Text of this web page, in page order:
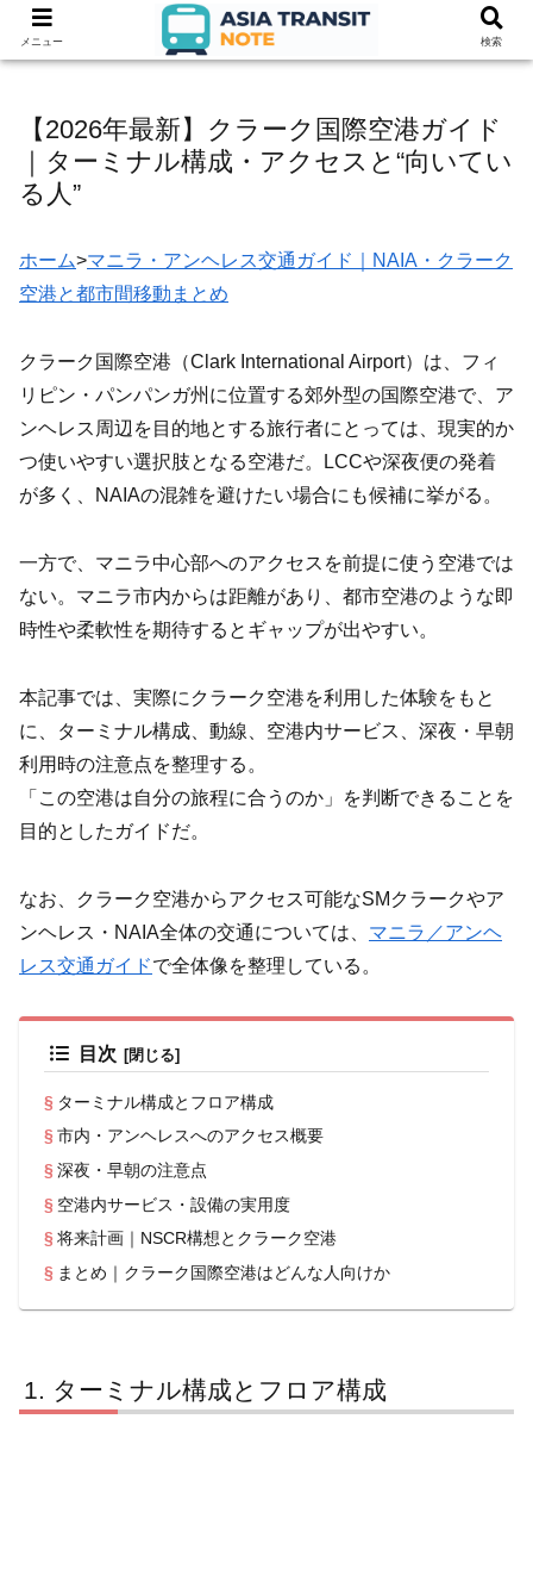
【2026年最新】クラーク国際空港ガイド
｜ターミナル構成・アクセスと“向いてい
る人”
ホーム>マニラ・アンヘレス交通ガイド｜NAIA・クラーク
空港と都市間移動まとめ
クラーク国際空港（Clark International Airport）は、フィ
リピン・パンパンガ州に位置する郊外型の国際空港で、ア
ンヘレス周辺を目的地とする旅行者にとっては、現実的か
つ使いやすい選択肢となる空港だ。LCCや深夜便の発着
が多く、NAIAの混雑を避けたい場合にも候補に挙がる。
一方で、マニラ中心部へのアクセスを前提に使う空港では
ない。マニラ市内からは距離があり、都市空港のような即
時性や柔軟性を期待するとギャップが出やすい。
本記事では、実際にクラーク空港を利用した体験をもと
に、ターミナル構成、動線、空港内サービス、深夜・早朝
利用時の注意点を整理する。
「この空港は自分の旅程に合うのか」を判断できることを
目的としたガイドだ。
なお、クラーク空港からアクセス可能なSMクラークやア
ンヘレス・NAIA全体の交通については、 マニラ／アンヘ
レス交通ガイドで全体像を整理している。
目次
ターミナル構成とフロア構成
市内・アンヘレスへのアクセス概要
深夜・早朝の注意点
空港内サービス・設備の実用度
将来計画｜NSCR構想とクラーク空港
まとめ｜クラーク国際空港はどんな人向けか
ターミナル構成とフロア構成
メニュー 検索